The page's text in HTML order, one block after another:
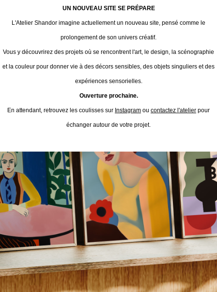
UN NOUVEAU SITE SE PRÉPARE
L'Atelier Shandor imagine actuellement un nouveau site, pensé comme le
prolongement de son univers créatif.
Vous y découvrirez des projets où se rencontrent l'art, le design, la scénographie
et la couleur pour donner vie à des décors sensibles, des objets singuliers et des
expériences sensorielles.
Ouverture prochaine.
En attendant, retrouvez les coulisses sur Instagram ou contactez l'atelier pour
échanger autour de votre projet.